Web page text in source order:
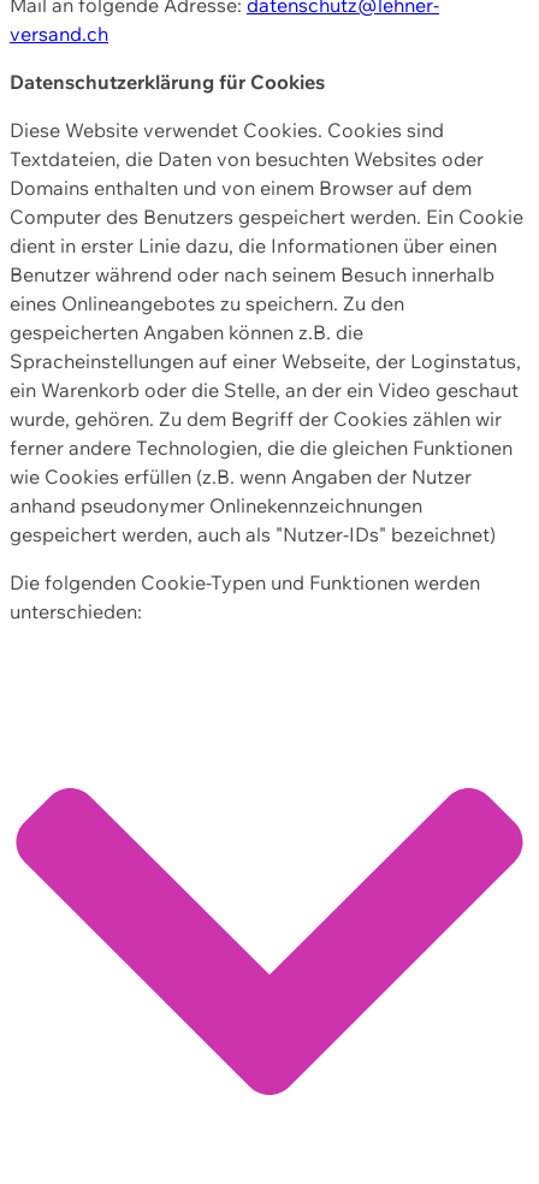
versand.ch
Datenschutzerklärung für Cookies
Diese Website verwendet Cookies. Cookies sind
Textdateien, die Daten von besuchten Websites oder
Domains enthalten und von einem Browser auf dem
Computer des Benutzers gespeichert werden. Ein Cookie
dient in erster Linie dazu, die Informationen über einen
Benutzer während oder nach seinem Besuch innerhalb
eines Onlineangebotes zu speichern. Zu den
gespeicherten Angaben können z.B. die
Spracheinstellungen auf einer Webseite, der Loginstatus,
ein Warenkorb oder die Stelle, an der ein Video geschaut
wurde, gehören. Zu dem Begriff der Cookies zählen wir
ferner andere Technologien, die die gleichen Funktionen
wie Cookies erfüllen (z.B. wenn Angaben der Nutzer
anhand pseudonymer Onlinekennzeichnungen
gespeichert werden, auch als "Nutzer-IDs" bezeichnet)
Die folgenden Cookie-Typen und Funktionen werden
unterschieden: